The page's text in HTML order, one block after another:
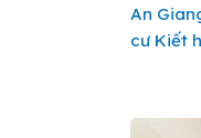
An
cư Kiết